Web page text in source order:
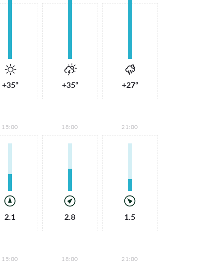
+35° +35° +27°
15:00
2.1
18:00
2.8
21:00
1.5
15:00 18:00 21:00